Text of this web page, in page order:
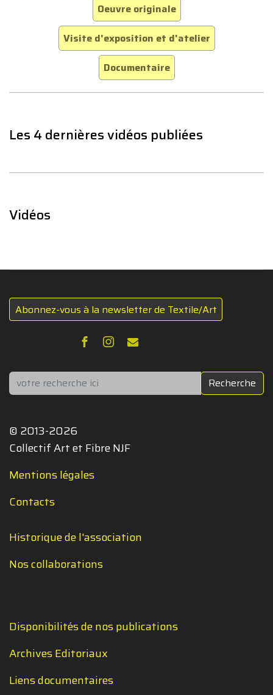
Oeuvre originale
Visite d'exposition et d'atelier
Documentaire
Les 4 dernières vidéos publiées
Vidéos
Abonnez-vous à la newsletter de Textile/Art
Rechercher Recherche
© 2013-2026
Collectif Art et Fibre NJF
Mentions légales
Contacts
Historique de l'association
Nos collaborations
Disponibilités de nos publications
Archives Editoriaux
Liens documentaires